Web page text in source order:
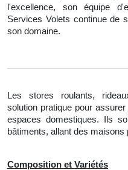
l'excellence, son équipe
Services Volets continue de
son domaine.
Les stores roulants,
solution pratique pour
espaces domestiques. Ils
bâtiments, allant des
Composition et Variétés